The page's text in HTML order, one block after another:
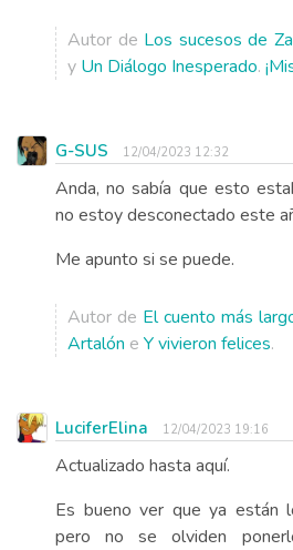
Autor de Los sucesos de
y Un Diálogo Inesperado.
G-SUS 12/04/2023 12:32
Anda, no sabía que esto
no estoy desconectado este
Me apunto si se puede.
Autor de El cuento más
Artalón e Y vivieron felices.
LuciferElina 12/04/2023 19:16
Actualizado hasta aquí.
Es bueno ver que ya están
pero no se olviden